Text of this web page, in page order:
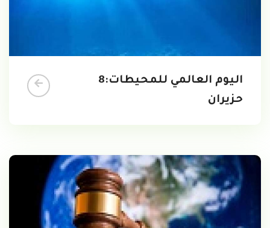
اليوم العالمي للمحيطات:8
حزيران